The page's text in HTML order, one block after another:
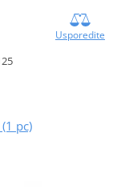
Usporedite
pc)